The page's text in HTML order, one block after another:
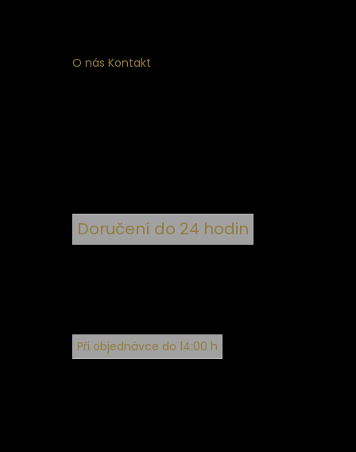
O nás Kontakt
Doručení do 24 hodin
Při objednávce do 14:00 h